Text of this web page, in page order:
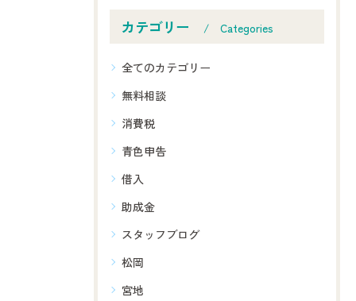
カテゴリー Categories
全てのカテゴリー
無料相談
消費税
青色申告
借入
助成金
スタッフブログ
松岡
宮地